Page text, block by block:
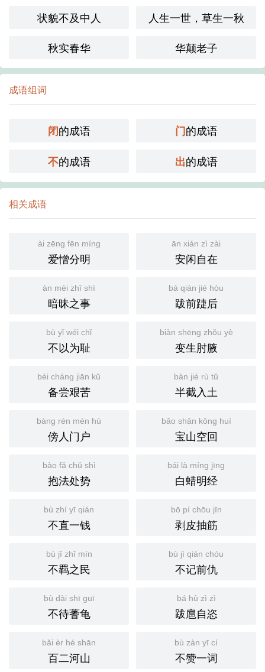
状貌不及中人
人生一世，草生一秋
秋实春华
华颠老子
成语组词
闭的成语 门的成语
不的成语 出的成语
相关成语
ài zēng fēn míng
爱憎分明
ān xián zì zài
安闲自在
àn mèi zhī shì
暗昧之事
bá qián jié hòu
跋前踕后
bù yǐ wéi chǐ
不以为耻
biàn shēng zhǒu yè
变生肘腋
bèi cháng jiān kǔ
备尝艰苦
bàn jié rù tǔ
半截入土
bàng rén mén hù
傍人门户
bǎo shān kōng huí
宝山空回
bào fǎ chǔ shì
抱法处势
bái là míng jīng
白蜡明经
bù zhí yī qián
不直一钱
bō pí chōu jīn
剥皮抽筋
bù jī zhī mín
不羁之民
bù jì qián chóu
不记前仇
bù dài shī guī
不待蓍龟
bá hù zì zì
跋扈自恣
bǎi èr hé shān
百二河山
bù zàn yī cí
不赞一词